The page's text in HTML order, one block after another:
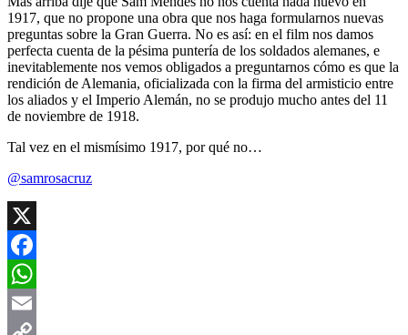
1917, que no propone una obra que nos haga formularnos nuevas
preguntas sobre la Gran Guerra. No es así: en el film nos damos
perfecta cuenta de la pésima puntería de los soldados alemanes, e
inevitablemente nos vemos obligados a preguntarnos cómo es que la
rendición de Alemania, oficializada con la firma del armisticio entre
los aliados y el Imperio Alemán, no se produjo mucho antes del 11
de noviembre de 1918.
Tal vez en el mismísimo 1917, por qué no…
@samrosacruz
X
Facebook
WhatsApp
Email